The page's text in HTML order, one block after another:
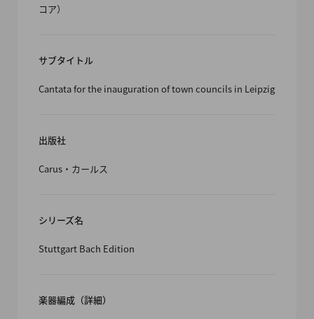
コア）
サブタイトル
Cantata for the inauguration of town councils in Leipzig
出版社
Carus・カールス
シリーズ名
Stuttgart Bach Edition
楽器編成（詳細）